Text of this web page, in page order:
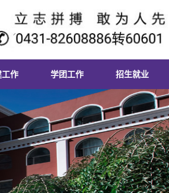
工作
构
发展
动
学团工作
学生活动
招生就业
招生信息
就业信息
考研信息